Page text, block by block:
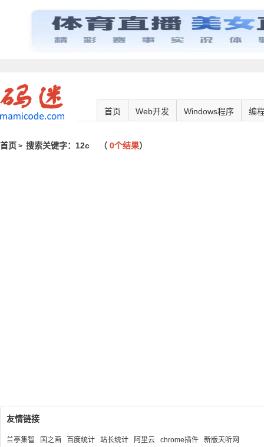
首页 Web开发 Windows程序 编
首页 > 搜索关键字：12c （ 0个结果）
友情链接
兰亭集智 国之画 百度统计 站长统计 阿里云 chrome插件 新版天听网